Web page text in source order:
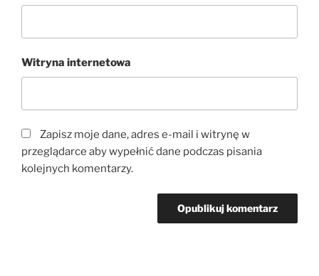
Witryna internetowa
Zapisz moje dane, adres e-mail i witrynę w
przeglądarce aby wypełnić dane podczas pisania
kolejnych komentarzy.